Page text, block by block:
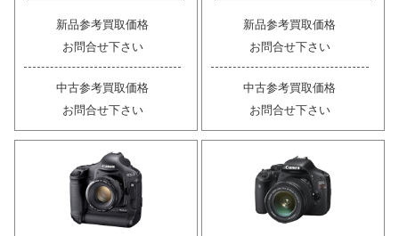
新品参考買取価格
お問合せ下さい
中古参考買取価格
お問合せ下さい
新品参考買取価格
お問合せ下さい
中古参考買取価格
お問合せ下さい